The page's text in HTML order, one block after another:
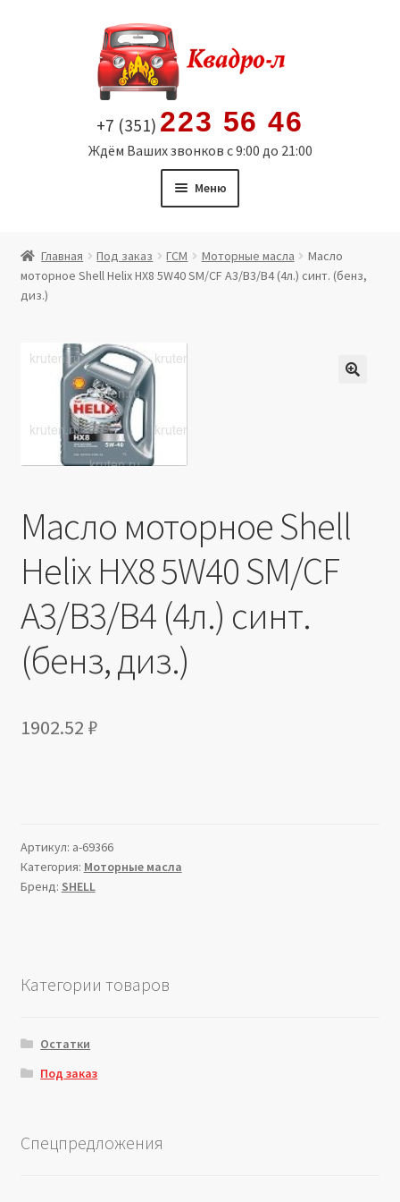
содержимому
+7 (351) 223 56 46
Ждём Ваших звонков с 9:00 до 21:00
Меню
Витрина
Политика в отношении обработки персональных
Производители
Главная Под заказ ГСМ Моторные масла
Масло
моторное Shell Helix HX8 5W40 SМ/CF A3/B3/В4 (4л.) синт. (бенз,
диз.)
Масло моторное Shell
Helix HX8 5W40 SМ/CF
A3/B3/В4 (4л.) синт.
(бенз, диз.)
1902.52 ₽
Артикул: a-69366
Категория: Моторные масла
Бренд: SHELL
Категории товаров
Остатки
Под заказ
Спецпредложения